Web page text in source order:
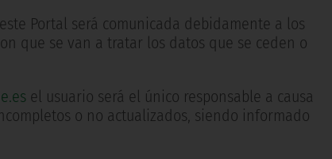
Portal será comunicada debidamente a los
que se van a tratar los datos que se ceden o
el usuario será el único responsable a causa
o no actualizados, siendo informado